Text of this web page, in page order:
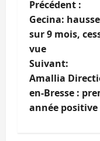
N
a
v
i
g
Précédent :
Gecina:
sur 9 mois,
vue
Suivant:
Amallia
en-Bresse :
année positive